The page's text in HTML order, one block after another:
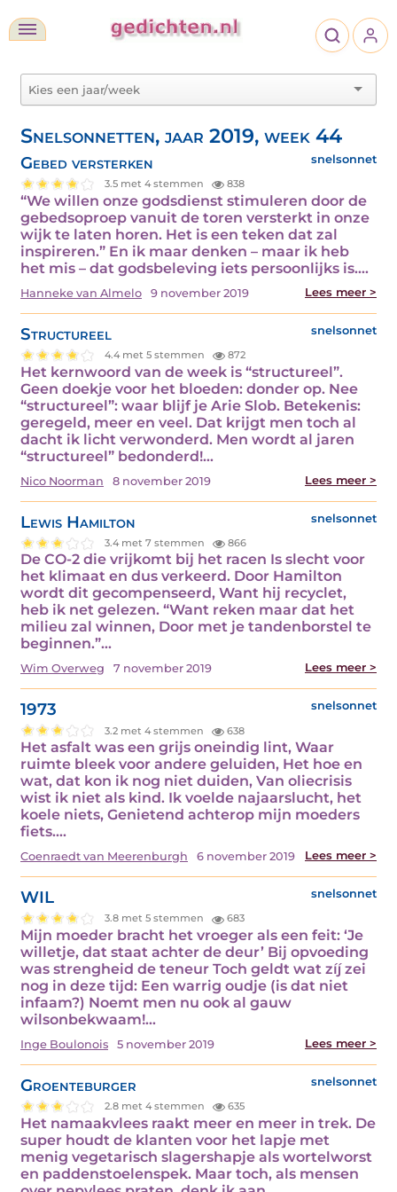
Snelsonnetten, jaar 2019, week 44
Gebed versterken snelsonnet
3.5 met 4 stemmen 838
“We willen onze godsdienst stimuleren door de
gebedsoproep vanuit de toren versterkt in onze
wijk te laten horen. Het is een teken dat zal
inspireren.” En ik maar denken – maar ik heb
het mis – dat godsbeleving iets persoonlijks is.…
Hanneke van Almelo 9 november 2019 Lees meer >
Structureel snelsonnet
4.4 met 5 stemmen 872
Het kernwoord van de week is “structureel”.
Geen doekje voor het bloeden: donder op. Nee
“structureel”: waar blijf je Arie Slob. Betekenis:
geregeld, meer en veel. Dat krijgt men toch al
dacht ik licht verwonderd. Men wordt al jaren
“structureel” bedonderd!…
Nico Noorman 8 november 2019 Lees meer >
Lewis Hamilton snelsonnet
3.4 met 7 stemmen 866
De CO-2 die vrijkomt bij het racen Is slecht voor
het klimaat en dus verkeerd. Door Hamilton
wordt dit gecompenseerd, Want hij recyclet,
heb ik net gelezen. “Want reken maar dat het
milieu zal winnen, Door met je tandenborstel te
beginnen.”…
Wim Overweg 7 november 2019 Lees meer >
1973 snelsonnet
3.2 met 4 stemmen 638
Het asfalt was een grijs oneindig lint, Waar
ruimte bleek voor andere geluiden, Het hoe en
wat, dat kon ik nog niet duiden, Van oliecrisis
wist ik niet als kind. Ik voelde najaarslucht, het
koele niets, Genietend achterop mijn moeders
fiets.…
Coenraedt van Meerenburgh 6 november 2019 Lees meer >
WIL snelsonnet
3.8 met 5 stemmen 683
Mijn moeder bracht het vroeger als een feit: ‘Je
willetje, dat staat achter de deur’ Bij opvoeding
was strengheid de teneur Toch geldt wat zíj zei
nog in deze tijd: Een warrig oudje (is dat niet
infaam?) Noemt men nu ook al gauw
wilsonbekwaam!…
Inge Boulonois 5 november 2019 Lees meer >
Groenteburger snelsonnet
2.8 met 4 stemmen 635
Het namaakvlees raakt meer en meer in trek. De
super houdt de klanten voor het lapje met
menig vegetarisch slagershapje als wortelworst
en paddenstoelenspek. Maar toch, als mensen